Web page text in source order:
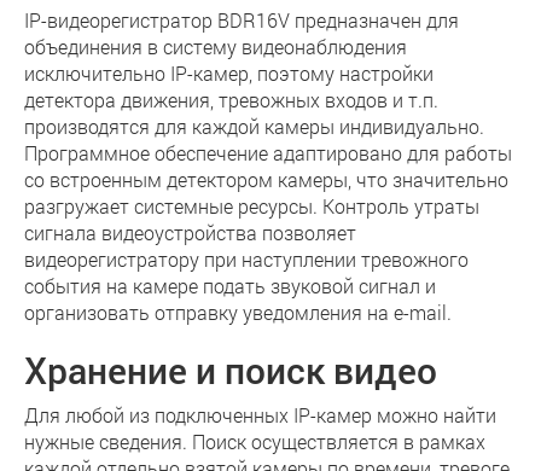
IP-видеорегистратор BDR16V предназначен для
объединения в систему видеонаблюдения
исключительно IP-камер, поэтому настройки
детектора движения, тревожных входов и т.п.
производятся для каждой камеры индивидуально.
Программное обеспечение адаптировано для работы
со встроенным детектором камеры, что значительно
разгружает системные ресурсы. Контроль утраты
сигнала видеоустройства позволяет
видеорегистратору при наступлении тревожного
события на камере подать звуковой сигнал и
организовать отправку уведомления на e-mail.
Хранение и поиск видео
Для любой из подключенных IP-камер можно найти
нужные сведения. Поиск осуществляется в рамках